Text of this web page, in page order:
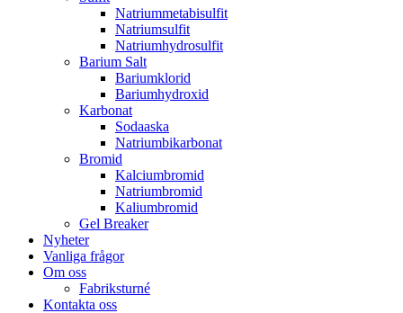
Natriummetabisulfit
Natriumsulfit
Natriumhydrosulfit
Barium Salt
Bariumklorid
Bariumhydroxid
Karbonat
Sodaaska
Natriumbikarbonat
Bromid
Kalciumbromid
Natriumbromid
Kaliumbromid
Gel Breaker
Nyheter
Vanliga frågor
Om oss
Fabriksturné
Kontakta oss